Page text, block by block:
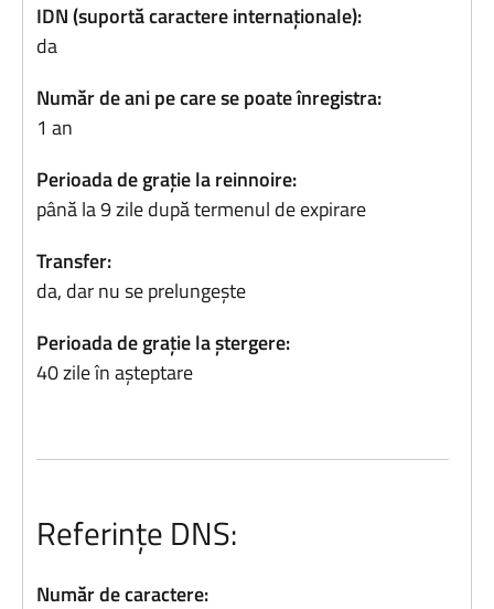
IDN (suportă caractere internaționale):
da
Număr de ani pe care se poate înregistra:
1 an
Perioada de grație la reinnoire:
până la 9 zile după termenul de expirare
Transfer:
da, dar nu se prelungește
Perioada de grație la ștergere:
40 zile în așteptare
Referințe DNS:
Număr de caractere: